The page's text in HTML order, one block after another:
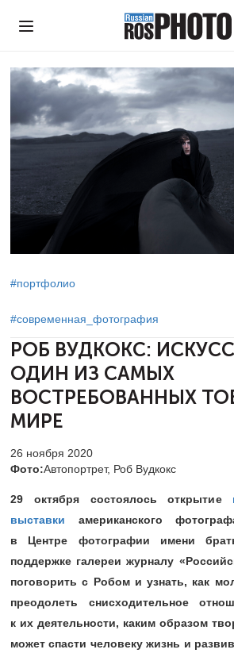
#портфолио
#современная_фотография
РОБ ВУДКОКС:
ОДИН ИЗ САМЫХ
ВОСТРЕБОВАННЫХ
МИРЕ
26 ноября 2020
Фото:Автопортрет, Роб Вудкокс
29 октября состоялось открытие
выставки американского
в Центре фотографии имени
поддержке галереи журналу
поговорить с Робом и узнать, как
преодолеть снисходительное
к их деятельности, каким образом
может спасти человеку жизнь и